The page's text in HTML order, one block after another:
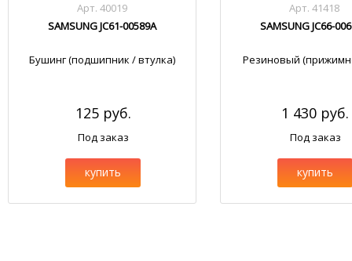
Арт. 40019
SAMSUNG JC61-00589A
Бушинг (подшипник / втулка)
125 руб.
Под заказ
купить
Арт. 41418
SAMSUNG JC66-
Резиновый
1 430 руб.
Под заказ
купить